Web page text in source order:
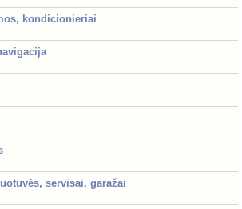
kondicionieriai
servisai, garažai